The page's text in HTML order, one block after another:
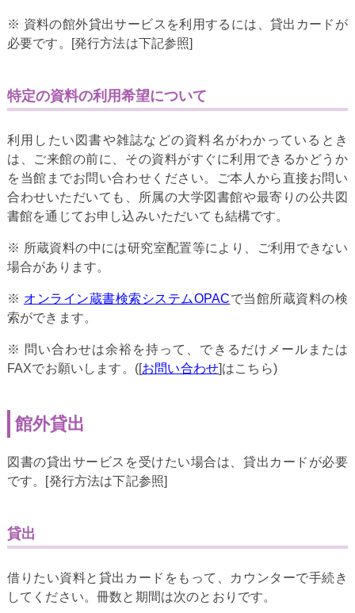
※ 資料の館外貸出サービスを利用するには、貸出カードが
必要です。[発行方法は下記参照]
特定の資料の利用希望について
利用したい図書や雑誌などの資料名がわかっているとき
は、ご来館の前に、その資料がすぐに利用できるかどうか
を当館までお問い合わせください。ご本人から直接お問い
合わせいただいても、所属の大学図書館や最寄りの公共図
書館を通じてお申し込みいただいても結構です。
※ 所蔵資料の中には研究室配置等により、ご利用できない
場合があります。
※ オンライン蔵書検索システムOPACで当館所蔵資料の検
索ができます。
※ 問い合わせは余裕を持って、できるだけメールまたは
FAXでお願いします。([お問い合わせ]はこちら)
館外貸出
図書の貸出サービスを受けたい場合は、貸出カードが必要
です。[発行方法は下記参照]
貸出
借りたい資料と貸出カードをもって、カウンターで手続き
してください。冊数と期間は次のとおりです。